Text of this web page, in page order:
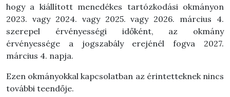
hogy a kiállított menedékes tartózkodási okmányon
2023. vagy 2024. vagy 2025. vagy 2026. március 4.
szerepel érvényességi időként, az okmány
érvényessége a jogszabály erejénél fogva 2027.
március 4. napja.
Ezen okmányokkal kapcsolatban az érintetteknek nincs
további teendője.